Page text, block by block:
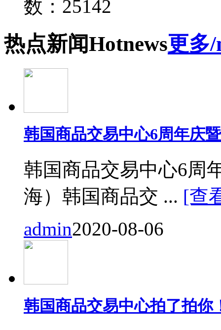
数：25142
热点新闻Hotnews更多
韩国商品交易中心6周年庆
韩国商品交易中心6周
海）韩国商品交 ... [查
admin2020-08-06
韩国商品交易中心拍了拍你